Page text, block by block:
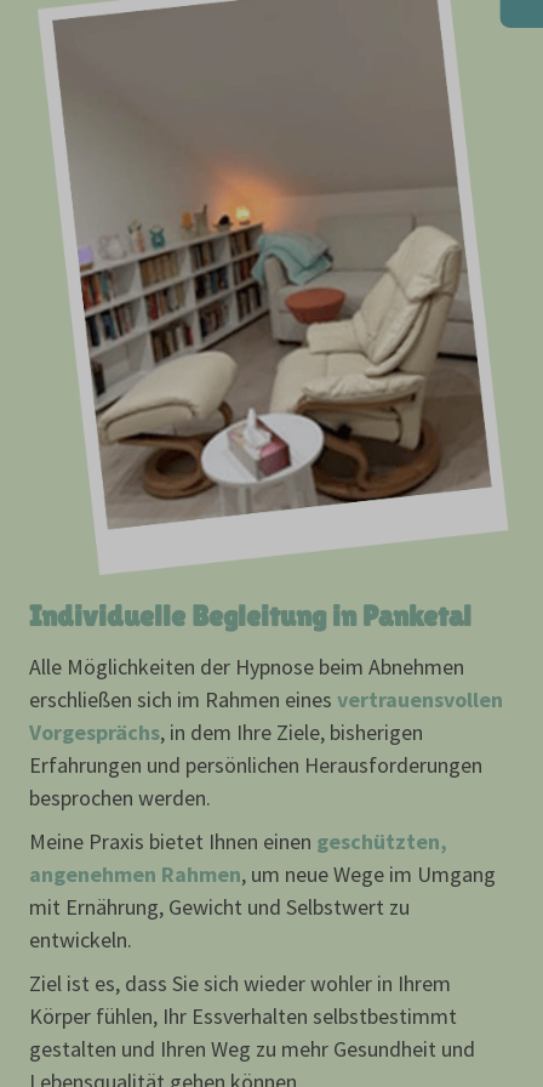
Individuelle Begleitung in Panketal
Alle Möglichkeiten der Hypnose beim Abnehmen
erschließen sich im Rahmen eines vertrauensvollen
Vorgesprächs, in dem Ihre Ziele, bisherigen
Erfahrungen und persönlichen Herausforderungen
besprochen werden.
Meine Praxis bietet Ihnen einen geschützten,
angenehmen Rahmen, um neue Wege im Umgang
mit Ernährung, Gewicht und Selbstwert zu
entwickeln.
Ziel ist es, dass Sie sich wieder wohler in Ihrem
Körper fühlen, Ihr Essverhalten selbstbestimmt
gestalten und Ihren Weg zu mehr Gesundheit und
Lebensqualität gehen können.